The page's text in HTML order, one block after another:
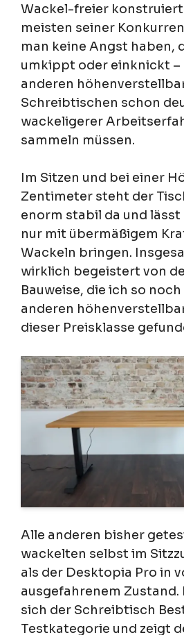
Wackel-freier konstruiert
meisten seiner
man keine Angst haben,
umkippt oder einknickt –
anderen
Schreibtischen schon
wackeligerer
sammeln müssen.
Im Sitzen und bei einer
Zentimeter steht der
enorm stabil da und
nur mit übermäßigem
Wackeln bringen.
wirklich begeistert von
Bauweise, die ich so
anderen
dieser Preisklasse
Alle anderen bisher
wackelten selbst im
als der Desktopia Pro in
ausgefahrenem
sich der Schreibtisch
Testkategorie und zeigt